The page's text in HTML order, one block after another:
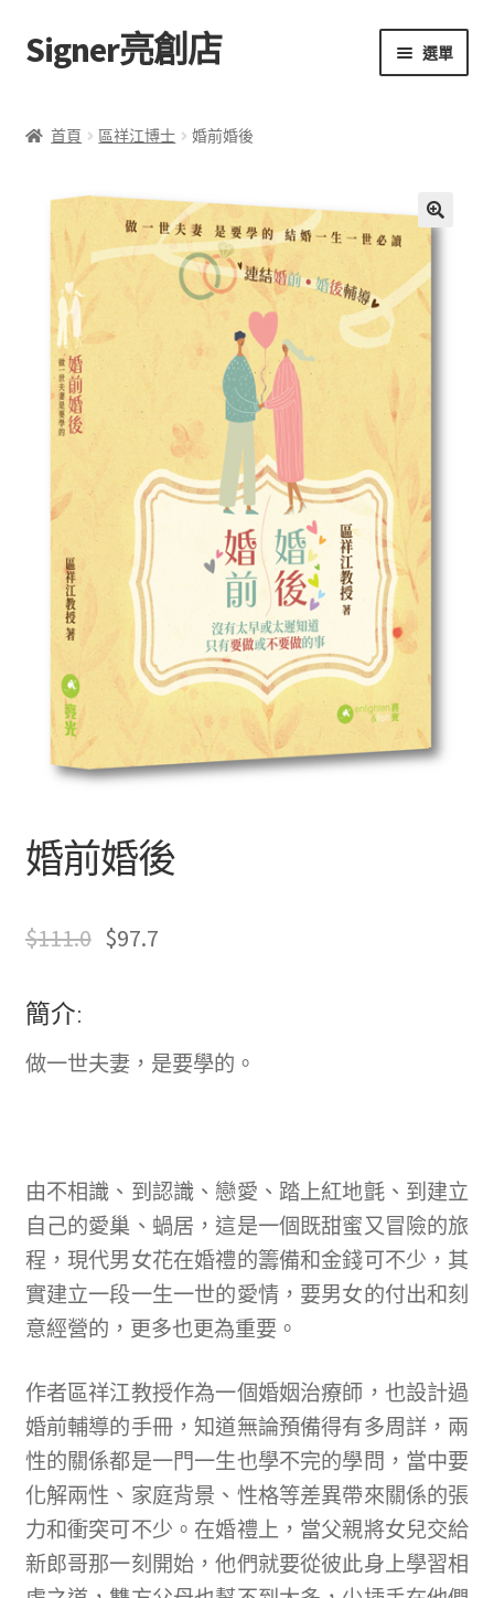
跳
至
覽
跳
至
要
Signer亮創店 選單
學校選書（小學）
學校選書（中學）
「此時此地 看見亮光」2025特展
網上書店
文創
聯絡我們+郵費
海外訂購書籍
首頁 區祥江博士 婚前婚後
🔍
婚前婚後
$111.0 $97.7
簡介:
做一世夫妻，是要學的。
由不相識、到認識、戀愛、踏上紅地氈、到建立
自己的愛巢、蝸居，這是一個既甜蜜又冒險的旅
程，現代男女花在婚禮的籌備和金錢可不少，其
實建立一段一生一世的愛情，要男女的付出和刻
意經營的，更多也更為重要。
作者區祥江教授作為一個婚姻治療師，也設計過
婚前輔導的手冊，知道無論預備得有多周詳，兩
性的關係都是一門一生也學不完的學問，當中要
化解兩性、家庭背景、性格等差異帶來關係的張
力和衝突可不少。在婚禮上，當父親將女兒交給
新郎哥那一刻開始，他們就要從彼此身上學習相